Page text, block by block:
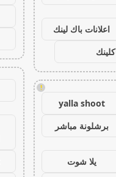
اعلانات باك لينك
!
yalla shoot
برشلونة مباشر
يلا شوت